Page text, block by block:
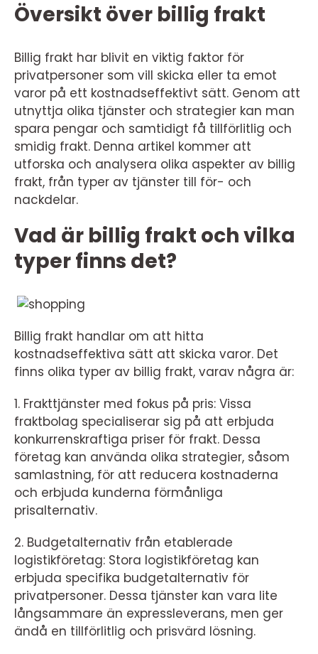
Översikt över billig frakt
Billig frakt har blivit en viktig faktor för
privatpersoner som vill skicka eller ta emot
varor på ett kostnadseffektivt sätt. Genom att
utnyttja olika tjänster och strategier kan man
spara pengar och samtidigt få tillförlitlig och
smidig frakt. Denna artikel kommer att
utforska och analysera olika aspekter av billig
frakt, från typer av tjänster till för- och
nackdelar.
Vad är billig frakt och vilka
typer finns det?
Billig frakt handlar om att hitta
kostnadseffektiva sätt att skicka varor. Det
finns olika typer av billig frakt, varav några är:
1. Frakttjänster med fokus på pris: Vissa
fraktbolag specialiserar sig på att erbjuda
konkurrenskraftiga priser för frakt. Dessa
företag kan använda olika strategier, såsom
samlastning, för att reducera kostnaderna
och erbjuda kunderna förmånliga
prisalternativ.
2. Budgetalternativ från etablerade
logistikföretag: Stora logistikföretag kan
erbjuda specifika budgetalternativ för
privatpersoner. Dessa tjänster kan vara lite
långsammare än expressleverans, men ger
ändå en tillförlitlig och prisvärd lösning.